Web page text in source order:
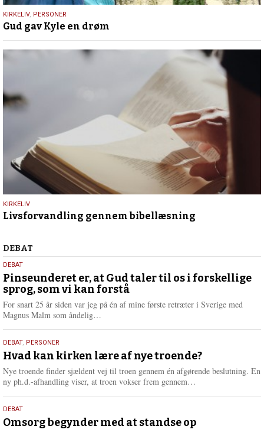
9.
juli
2026
KIRKELIV, PERSONER
Gud gav Kyle en drøm
9.
juli
KIRKELIV
Livsforvandling gennem bibellæsning
Debat
DEBAT
5.
august
2026
DEBAT
Pinseunderet er, at Gud taler til os i forskellige
sprog, som vi kan forstå
For snart 25 år siden var jeg på én af mine første retræter i Sverige med
Magnus Malm som åndelig…
e
r
e
25.
juli
2026
DEBAT, PERSONER
Hvad kan kirken lære af nye troende?
Nye troende finder sjældent vej til troen gennem én afgørende beslutning. En
ny ph.d.-afhandling viser, at troen vokser frem gennem…
e
9.
juli
DEBAT
Omsorg begynder med at standse op